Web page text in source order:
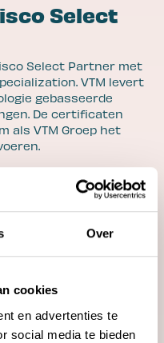
Over
cookies
en advertenties te
social media te bieden
luisteren we
feedback
Het betekent
En daar doen we
klanten zeggen?
met blogs,
Select
Select Partner met
VTM levert
gebasseerde
De certificaten
als VTM Groep het
VTM Groep zien de
huis te hebben en te
Cisco stelt aan
op het gebied van ICT.
die wij leveren
is essentieel.
Cloud-dienstverlening,